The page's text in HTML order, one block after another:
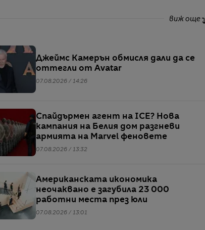
виж още
Джеймс Камерън обмисля дали да се
оттегли от Avatar
07.08.2026 / 14:26
Спайдърмен агент на ICE? Нова
кампания на Белия дом разгневи
армията на Marvel феновете
07.08.2026 / 13:32
Американската икономика
неочаквано е загубила 23 000
работни места през юли
07.08.2026 / 13:01